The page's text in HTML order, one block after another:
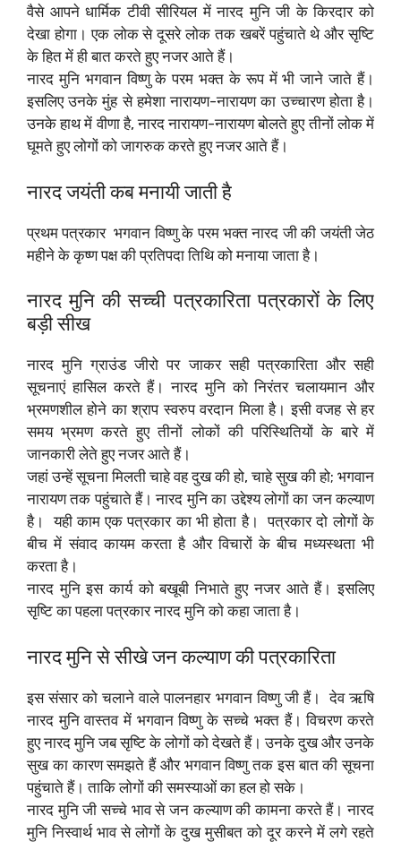
‌वैसे आपने धार्मिक टीवी सीरियल में नारद मुनि जी के किरदार को
देखा होगा। ‌एक लोक से दूसरे लोक तक खबरें पहुंचाते थे और सृष्टि
के हित में ही बात करते हुए नजर आते हैं। ‌
नारद मुनि भगवान विष्णु के परम भक्त के रूप में भी जाने जाते हैं।
इसलिए उनके मुंह से हमेशा नारायण-नारायण का उच्चारण होता है।
उनके हाथ में वीणा है, नारद नारायण-नारायण बोलते हुए तीनों लोक में
घूमते हुए लोगों को जागरुक करते हुए नजर आते हैं।
नारद जयंती कब मनायी जाती है
प्रथम पत्रकार भगवान विष्णु के परम भक्त नारद जी की जयंती जेठ
महीने के कृष्ण पक्ष की प्रतिपदा तिथि को मनाया जाता है। ‌
नारद मुनि की सच्ची पत्रकारिता पत्रकारों के लिए
बड़ी सीख
नारद मुनि ग्राउंड जीरो पर जाकर सही पत्रकारिता और सही
सूचनाएं हासिल करते हैं। नारद मुनि को निरंतर चलायमान और
भ्रमणशील होने का श्राप स्वरुप वरदान मिला है। इसी वजह से हर
समय भ्रमण करते हुए तीनों लोकों की परिस्थितियों के बारे में
जानकारी लेते हुए नजर आते हैं।
जहां उन्हें सूचना मिलती चाहे वह दुख की हो, चाहे सुख की हो; भगवान
नारायण तक पहुंचाते हैं। ‌नारद मुनि का उद्देश्य लोगों का जन कल्याण
है। ‌ यही काम एक पत्रकार का भी होता है। ‌ पत्रकार दो लोगों के
बीच में संवाद कायम करता है और विचारों के बीच मध्यस्थता भी
करता है। ‌
नारद मुनि इस कार्य को बखूबी निभाते हुए नजर आते हैं। इसलिए
सृष्टि का पहला पत्रकार नारद मुनि को कहा जाता है।
नारद मुनि से सीखे जन कल्याण की पत्रकारिता
इस संसार को चलाने वाले पालनहार भगवान विष्णु जी हैं। ‌ देव ऋषि
नारद मुनि वास्तव में भगवान विष्णु के सच्चे भक्त हैं। विचरण करते
हुए नारद मुनि जब सृष्टि के लोगों को देखते हैं। उनके दुख और उनके
सुख का कारण समझते हैं और भगवान विष्णु तक इस बात की सूचना
पहुंचाते हैं। ताकि लोगों की समस्याओं का हल हो सके।
नारद मुनि जी सच्चे भाव से जन कल्याण की कामना करते हैं। नारद
मुनि निस्वार्थ भाव से लोगों के दुख मुसीबत को दूर करने में लगे रहते